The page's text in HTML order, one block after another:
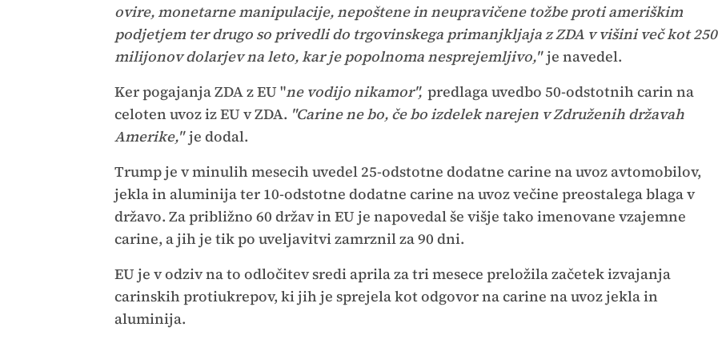
ovire, monetarne manipulacije, nepoštene in neupravičene tožbe proti ameriškim
podjetjem ter drugo so privedli do trgovinskega primanjkljaja z ZDA v višini več kot 250
milijonov dolarjev na leto, kar je popolnoma nesprejemljivo,"je navedel.
Ker pogajanja ZDA z EU "ne vodijo nikamor", predlaga uvedbo 50-odstotnih carin na
celoten uvoz iz EU v ZDA. "Carine ne bo, če bo izdelek narejen v Združenih državah
Amerike,"je dodal.
Trump je v minulih mesecih uvedel 25-odstotne dodatne carine na uvoz avtomobilov,
jekla in aluminija ter 10-odstotne dodatne carine na uvoz večine preostalega blaga v
državo. Za približno 60 držav in EU je napovedal še višje tako imenovane vzajemne
carine, a jih je tik po uveljavitvi zamrznil za 90 dni.
EU je v odziv na to odločitev sredi aprila za tri mesece preložila začetek izvajanja
carinskih protiukrepov, ki jih je sprejela kot odgovor na carine na uvoz jekla in
aluminija.